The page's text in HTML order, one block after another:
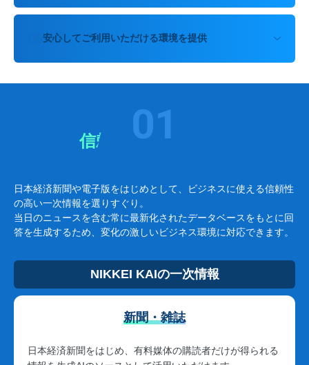
安心してご利用いただける環境を提供
01
信頼の一次情報から
日本経済新聞や電子版をはじめとして、ビジネスに使える信頼性
の高い一次情報を選りすぐり。
当日のニュースを含む常に最新化されたデータベースをもとに回
答を生成するため、 変化の激しいビジネス環境に対応できます。
NIKKEI KAIの一次情報
新聞・雑誌
日本経済新聞をはじめ、有料媒体の購読者だけが得られる